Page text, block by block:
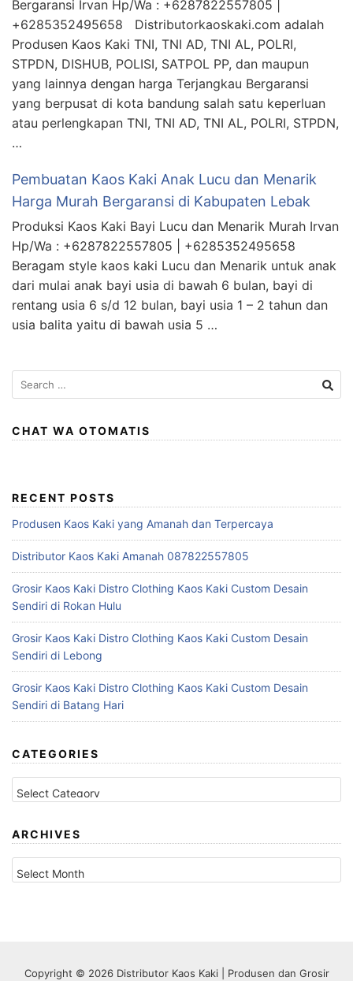
Bergaransi Irvan Hp/Wa : +6287822557805 |
+6285352495658 Distributorkaoskaki.com adalah
Produsen Kaos Kaki TNI, TNI AD, TNI AL, POLRI,
STPDN, DISHUB, POLISI, SATPOL PP, dan maupun
yang lainnya dengan harga Terjangkau Bergaransi
yang berpusat di kota bandung salah satu keperluan
atau perlengkapan TNI, TNI AD, TNI AL, POLRI, STPDN,
…
Pembuatan Kaos Kaki Anak Lucu dan Menarik
Harga Murah Bergaransi di Kabupaten Lebak
Produksi Kaos Kaki Bayi Lucu dan Menarik Murah Irvan
Hp/Wa : +6287822557805 | +6285352495658
Beragam style kaos kaki Lucu dan Menarik untuk anak
dari mulai anak bayi usia di bawah 6 bulan, bayi di
rentang usia 6 s/d 12 bulan, bayi usia 1 – 2 tahun dan
usia balita yaitu di bawah usia 5 …
Search
for:
CHAT WA OTOMATIS
RECENT POSTS
Produsen Kaos Kaki yang Amanah dan Terpercaya
Distributor Kaos Kaki Amanah 087822557805
Grosir Kaos Kaki Distro Clothing Kaos Kaki Custom Desain
Sendiri di Rokan Hulu
Grosir Kaos Kaki Distro Clothing Kaos Kaki Custom Desain
Sendiri di Lebong
Grosir Kaos Kaki Distro Clothing Kaos Kaki Custom Desain
Sendiri di Batang Hari
CATEGORIES
Categories
ARCHIVES
Archives
Copyright © 2026 Distributor Kaos Kaki | Produsen dan Grosir